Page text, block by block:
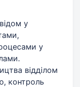
у
у
відділом
контроль